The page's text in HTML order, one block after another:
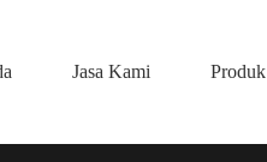
Jasa Kami Produk